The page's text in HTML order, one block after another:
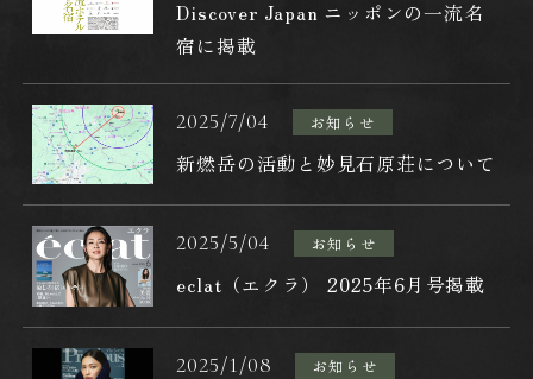
本館川側数寄屋風
本館現代和風
料理
館内施設
マッサージ
観光案内
Discover Japan ニッポンの一流名
宿に掲載
2025/7/04 お知らせ
新燃岳の活動と妙見石原荘について
2025/5/04 お知らせ
eclat（エクラ） 2025年6月号掲載
2025/1/08 お知らせ